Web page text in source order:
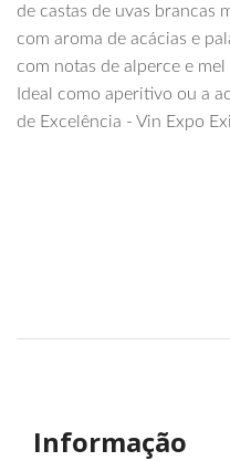
de castas de uvas brancas
com aroma de acácias e
com notas de alperce e
Ideal como aperitivo ou a
de Excelência - Vin Expo
Informação